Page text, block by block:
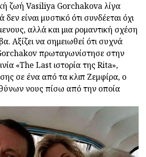
ζωή Vasiliya Gorchakova λίγα
είναι μυστικό ότι συνδέεται όχι
αλλά και μια ρομαντική σχέση
Αξίζει να σημειωθεί ότι συχνά
πρωταγωνίστησε στην
«The Last ιστορία της Rita»,
σε ένα από τα κλιπ Ζεμφίρα, ο
νους πίσω από την οποία